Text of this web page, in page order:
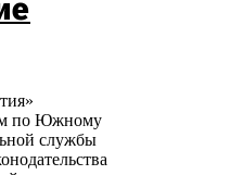
по Южному
службы